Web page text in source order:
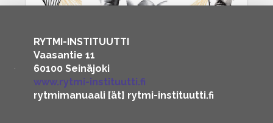
MAJAKANVARTIJAT –
RYTMI-INSTITUUTTI
Vaasantie 11
60100 Seinäjoki
www.rytmi-instituutti.fi
rytmimanuaali [ät] rytmi-instituutti.fi